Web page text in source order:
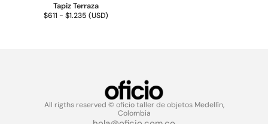
Tapiz Terraza
$611 - $1.235 (USD)
All rigths reserved © oficio taller de objetos Medellín,
Colombia